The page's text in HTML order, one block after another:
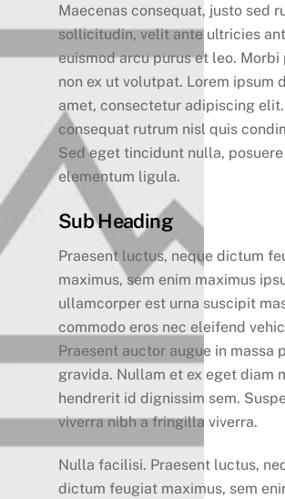
Maecenas consequat, justo sed
sollicitudin, velit ante ultricies
euismod arcu purus et leo. Morbi
non ex ut volutpat. Lorem ipsum
amet, consectetur adipiscing
consequat rutrum nisl quis
Sed eget tincidunt nulla, posuere
elementum ligula.
Sub Heading
Praesent luctus, neque dictum
maximus, sem enim maximus
ullamcorper est urna suscipit
commodo eros nec eleifend
Praesent auctor augue in massa
gravida. Nullam et ex eget diam
hendrerit id dignissim sem.
viverra nibh a fringilla viverra.
Nulla facilisi. Praesent luctus,
dictum feugiat maximus, sem